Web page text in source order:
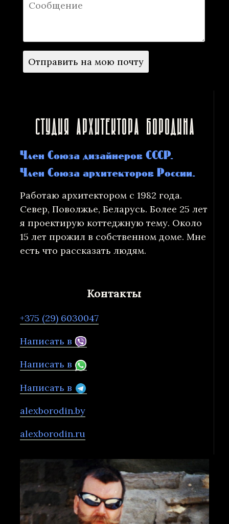
Студия архитектора Бородина
Член Союза дизайнеров СССР.
Член Союза архитекторов России.
Работаю архитектором с 1982 года.
Север, Поволжье, Беларусь. Более 25 лет
я проектирую коттеджную тему. Около
15 лет прожил в собственном доме. Мне
есть что рассказать людям.
Контакты
+375 (29) 6030047
Написать в
Написать в
Написать в
alexborodin.by
alexborodin.ru